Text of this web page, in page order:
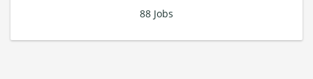
88 Jobs